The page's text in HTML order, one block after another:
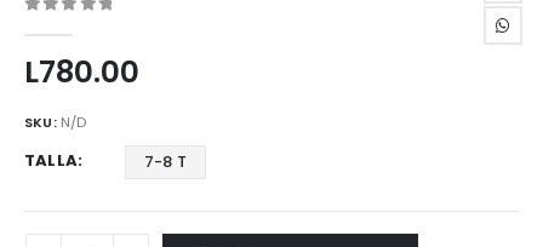
L780.00
SKU: N/D
TALLA 7-8 T